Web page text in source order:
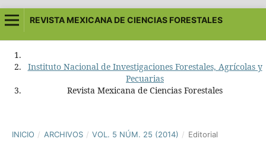
REVISTA MEXICANA DE CIENCIAS FORESTALES
Instituto Nacional de Investigaciones Forestales, Agrícolas y
Pecuarias
Revista Mexicana de Ciencias Forestales
INICIO / ARCHIVOS / VOL. 5 NÚM. 25 (2014) / Editorial